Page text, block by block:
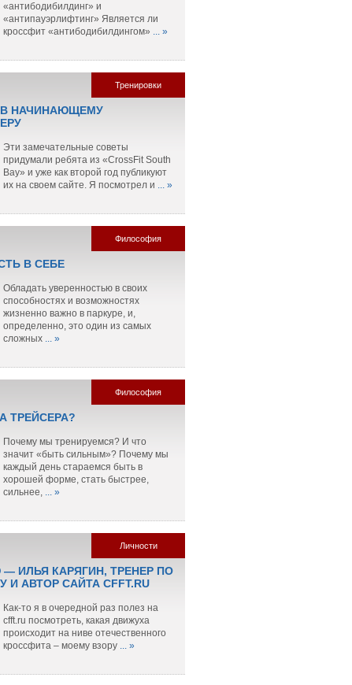
«антибодибилдинг» и
«антипауэрлифтинг» Является ли
кроссфит «антибодибилдингом» ... »
Тренировки
НАЧИНАЮЩЕМУ
Эти замечательные советы
придумали ребята из «CrossFit South
Bay» и уже как второй год публикуют
их на своем сайте. Я посмотрел и ... »
Философия
В СЕБЕ
Обладать уверенностью в своих
способностях и возможностях
жизненно важно в паркуре, и,
определенно, это один из самых
сложных ... »
Философия
ТРЕЙСЕРА?
Почему мы тренируемся? И что
значит «быть сильным»? Почему мы
каждый день стараемся быть в
хорошей форме, стать быстрее,
сильнее, ... »
Личности
ИЛЬЯ КАРЯГИН, ТРЕНЕР ПО
И АВТОР САЙТА CFFT.RU
Как-то я в очередной раз полез на
cfft.ru посмотреть, какая движуха
происходит на ниве отечественного
кроссфита – моему взору ... »